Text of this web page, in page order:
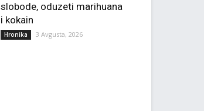
slobode, oduzeti marihuana
i kokain
Hronika 3 Avgusta, 2026